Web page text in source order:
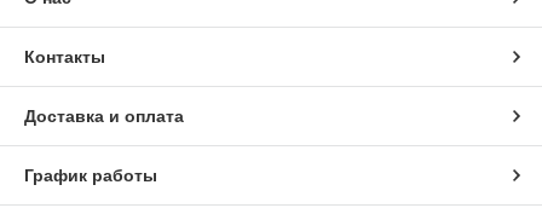
Контакты
Доставка и оплата
График работы